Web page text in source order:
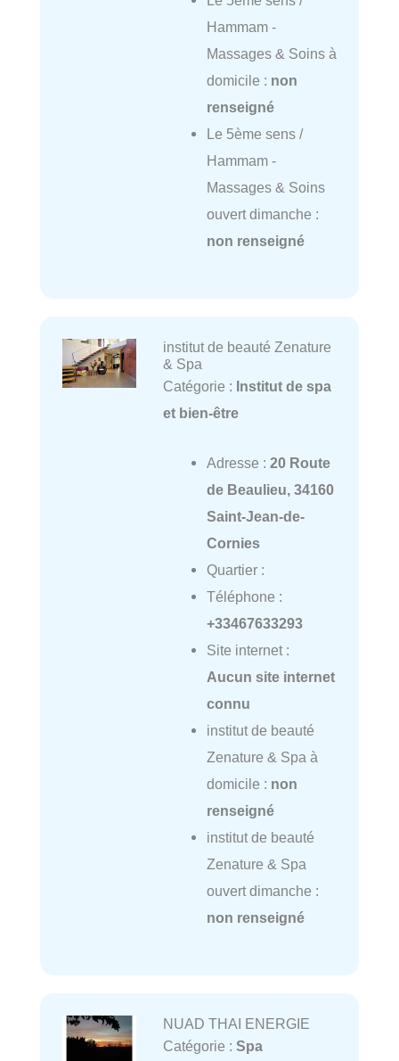
Hammam -
Massages & Soins à
domicile : non
renseigné
Le 5ème sens /
Hammam -
Massages & Soins
ouvert dimanche :
non renseigné
institut de beauté Zenature
& Spa
Catégorie : Institut de spa
et bien-être
Adresse : 20 Route
de Beaulieu, 34160
Saint-Jean-de-
Cornies
Quartier :
Téléphone :
+33467633293
Site internet :
Aucun site internet
connu
institut de beauté
Zenature & Spa à
domicile : non
renseigné
institut de beauté
Zenature & Spa
ouvert dimanche :
non renseigné
NUAD THAI ENERGIE
Catégorie : Spa